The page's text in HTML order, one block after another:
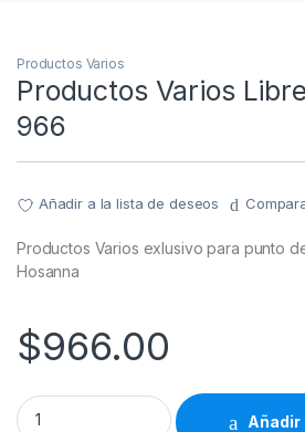
Productos Varios
Productos Varios
966
Añadir a la lista de deseos
Productos Varios exlusivo para punto
Hosanna
$966.00
Productos Varios Librería Hosanna
Añadir